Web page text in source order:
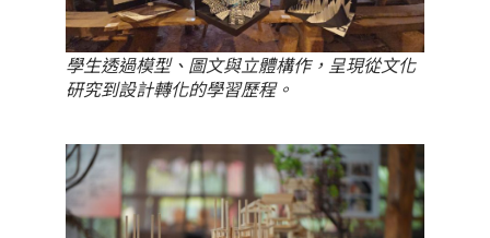
學生透過模型、圖文與立體構作，呈現從文化
研究到設計轉化的學習歷程。